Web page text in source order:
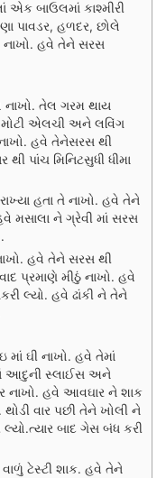
એક બાઉલમાં કાશ્મીરી
પાવડર, હળદર, છોલે
નાખો. હવે તેને સરસ
તેલ ગરમ થાય
એલચી અને લવિંગ
હવે તેનેસરસ થી
પાંચ મિનિટસુધી ધીમા
હતા તે નાખો. હવે તેને
મસાલા ને ગ્રેવી માં સરસ
હવે તેને સરસ થી
પ્રમાણે મીઠું નાખો. હવે
લ્યો. હવે ઢાંકી ને તેને
માં ઘી નાખો. હવે તેમાં
આદુની સ્લાઈસ અને
નાખો. હવે આવઘાર ને શાક
થોડી વાર પછી તેને ખોલી ને
બાદ ગેસ બંધ કરી
ટેસ્ટી શાક. હવે તેને